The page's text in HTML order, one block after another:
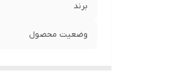
برند
وضعیت محصول